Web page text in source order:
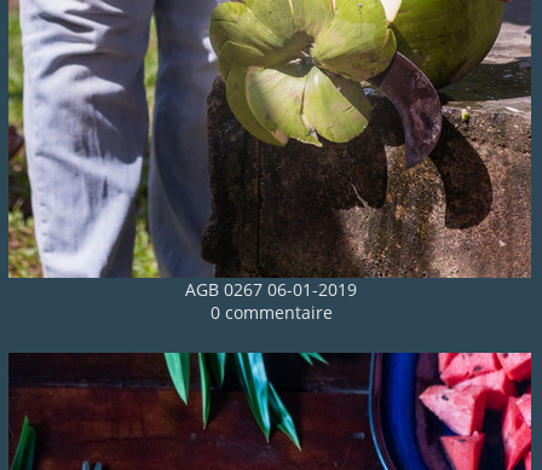
AGB 0267 06-01-2019
0 commentaire